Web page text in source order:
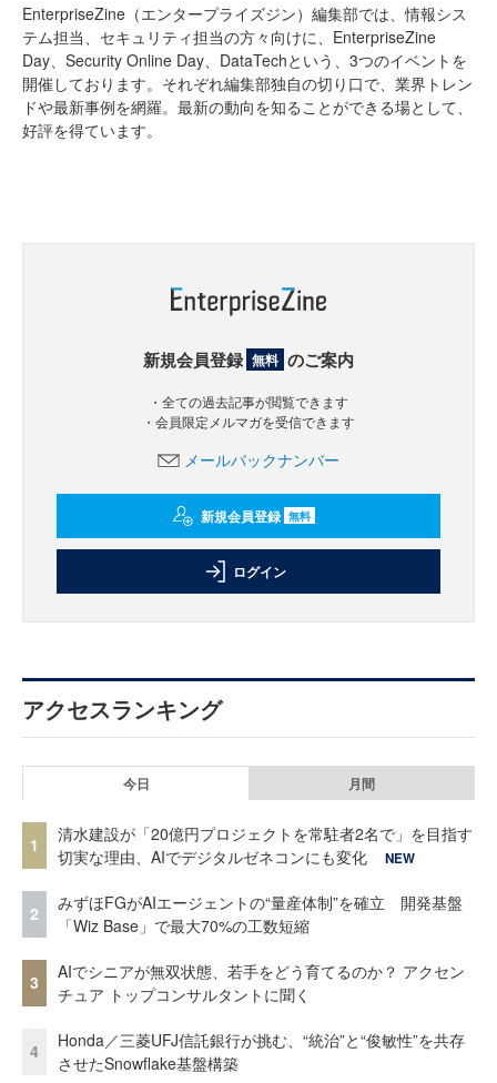
EnterpriseZine（エンタープライズジン）編集部では、情報シス
テム担当、セキュリティ担当の方々向けに、EnterpriseZine
Day、Security Online Day、DataTechという、3つのイベントを
開催しております。それぞれ編集部独自の切り口で、業界トレン
ドや最新事例を網羅。最新の動向を知ることができる場として、
好評を得ています。
新規会員登録 無料 のご案内
・全ての過去記事が閲覧できます
・会員限定メルマガを受信できます
メールバックナンバー
新規会員登録 無料
ログイン
アクセスランキング
今日 月間
1
清水建設が「20億円プロジェクトを常駐者2名で」を目指す
切実な理由、AIでデジタルゼネコンにも変化
NEW
2
みずほFGがAIエージェントの“量産体制”を確立 開発基盤
「Wiz Base」で最大70%の工数短縮
3
AIでシニアが無双状態、若手をどう育てるのか？ アクセン
チュア トップコンサルタントに聞く
4
Honda／三菱UFJ信託銀行が挑む、“統治”と“俊敏性”を共存
させたSnowflake基盤構築